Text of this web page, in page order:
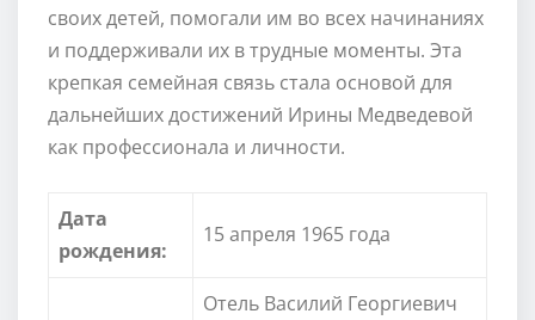
своих детей, помогали им во всех начинаниях
и поддерживали их в трудные моменты. Эта
крепкая семейная связь стала основой для
дальнейших достижений Ирины Медведевой
как профессионала и личности.
Дата
рождения:
15 апреля 1965 года
Отель Василий Георгиевич